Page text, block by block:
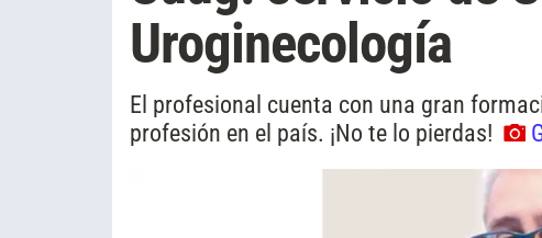
Uroginecología
El profesional cuenta con una gran
profesión en el país. ¡No te lo pierdas!